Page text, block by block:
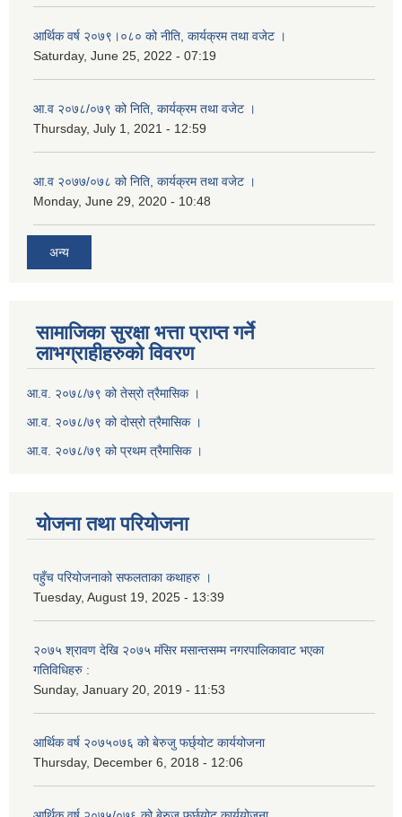
आर्थिक वर्ष २०७९।०८० को नीति, कार्यक्रम तथा वजेट ।
Saturday, June 25, 2022 - 07:19
आ.व २०७८/०७९ को निति, कार्यक्रम तथा वजेट ।
Thursday, July 1, 2021 - 12:59
आ.व २०७७/०७८ को निति, कार्यक्रम तथा वजेट ।
Monday, June 29, 2020 - 10:48
अन्य
सामाजिका सुरक्षा भत्ता प्राप्त गर्ने
लाभग्राहीहरुको विवरण
आ.व. २०७८/७९ को तेस्रो त्रैमासिक ।
आ.व. २०७८/७९ को दोस्रो त्रैमासिक ।
आ.व. २०७८/७९ को प्रथम त्रैमासिक ।
योजना तथा परियोजना
पहुँच परियोजनाको सफलताका कथाहरु ।
Tuesday, August 19, 2025 - 13:39
२०७५ श्रावण देखि २०७५ मंसिर मसान्तसम्म नगरपालिकावाट भएका
गतिविधिहरु :
Sunday, January 20, 2019 - 11:53
आर्थिक वर्ष २०७५०७६ को बेरुजु फर्छ्योट कार्ययोजना
Thursday, December 6, 2018 - 12:06